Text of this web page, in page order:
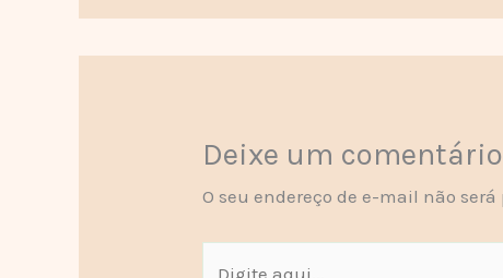
Deixe um comentário
O seu endereço de e-mail não